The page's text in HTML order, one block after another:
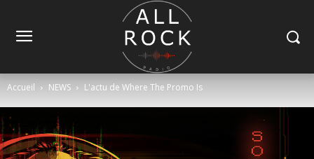
Accueil NEWS L'actu de Where The Promo Is